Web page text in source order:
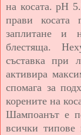
на косата. рН
прави косата
заплитане и
блестяща.
съставка при
активира
спомага за
корените на
Шампоанът е
всички типове